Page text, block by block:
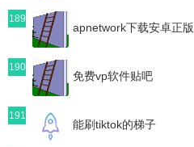
189
apnetwork下载安卓正版
190
免费vp软件贴吧
191
能刷tiktok的梯子